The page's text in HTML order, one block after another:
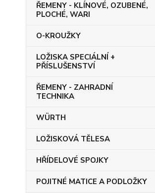
ŘEMENY - KLÍNOVÉ, OZUBENÉ,
PLOCHÉ, WARI
O-KROUŽKY
LOŽISKA SPECIÁLNÍ +
PŘÍSLUŠENSTVÍ
ŘEMENY - ZAHRADNÍ
TECHNIKA
WÜRTH
LOŽISKOVÁ TĚLESA
HŘÍDELOVÉ SPOJKY
POJITNÉ MATICE A PODLOŽKY